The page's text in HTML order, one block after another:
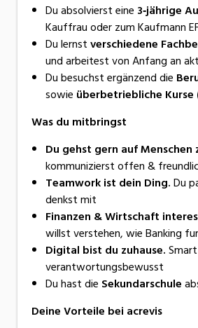
Du absolvierst eine 3‑jährige
Kauffrau oder zum Kaufmann
Du lernstverschiedene
und arbeitest von Anfang an
Du besuchst ergänzend die
sowie überbetriebliche Kurse
Was du mitbringst
Du gehst gern auf Menschen
kommunizierst offen &
Teamwork ist dein Ding.Du
denkst mit
Finanzen & Wirtschaft
willst verstehen, wie Banking
Digital bist du zuhause.
verantwortungsbewusst
Du hast die Sekundarschule
Deine Vorteile bei acrevis